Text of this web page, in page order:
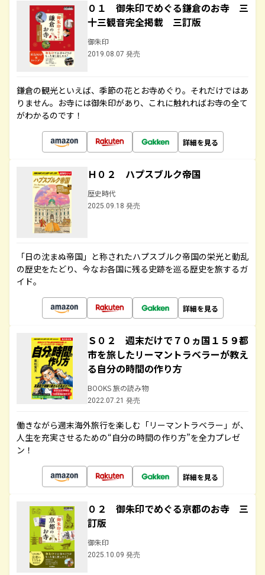
０１ 御朱印でめぐる鎌倉のお寺 三
十三観音完全掲載 三訂版
御朱印
2019.08.07 発売
鎌倉の観光といえば、季節の花とお寺めぐり。それだけではあ
りません。お寺には御朱印があり、これに触れればお寺の全て
がわかるのです！
詳細を見る
Ｈ０２ ハプスブルク帝国
歴史時代
2025.09.18 発売
「日の沈まぬ帝国」と称されたハプスブルク帝国の栄光と動乱
の歴史をたどり、今なお各国に残る史跡を巡る歴史を旅するガ
イド。
詳細を見る
Ｓ０２ 週末だけで７０ヵ国１５９都
市を旅したリーマントラベラーが教え
る自分の時間の作り方
BOOKS 旅の読み物
2022.07.21 発売
働きながら週末海外旅行を楽しむ「リーマントラベラー」が、
人生を充実させるための“自分の時間の作り方”を全力プレゼ
ン！
詳細を見る
０２ 御朱印でめぐる京都のお寺 三
訂版
御朱印
2025.10.09 発売